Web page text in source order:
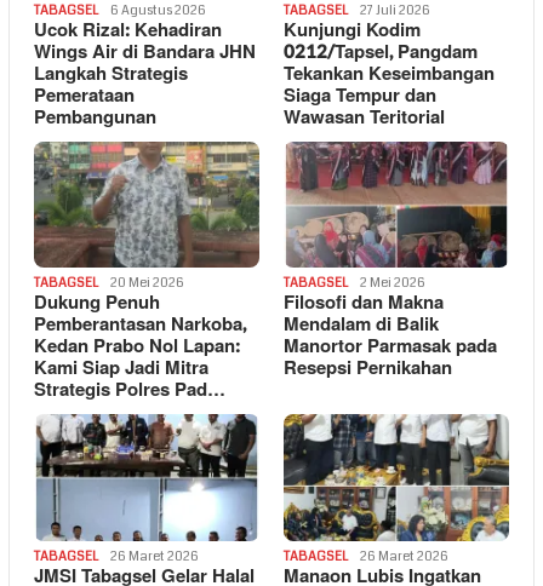
TABAGSEL 6 Agustus 2026
Ucok Rizal: Kehadiran
Wings Air di Bandara JHN
Langkah Strategis
Pemerataan
Pembangunan
TABAGSEL 27 Juli 2026
Kunjungi Kodim
0212/Tapsel, Pangdam
Tekankan Keseimbangan
Siaga Tempur dan
Wawasan Teritorial
TABAGSEL 20 Mei 2026
Dukung Penuh
Pemberantasan Narkoba,
Kedan Prabo Nol Lapan:
Kami Siap Jadi Mitra
Strategis Polres Pad…
TABAGSEL 2 Mei 2026
Filosofi dan Makna
Mendalam di Balik
Manortor Parmasak pada
Resepsi Pernikahan
TABAGSEL 26 Maret 2026
JMSI Tabagsel Gelar Halal
TABAGSEL 26 Maret 2026
Manaon Lubis Ingatkan